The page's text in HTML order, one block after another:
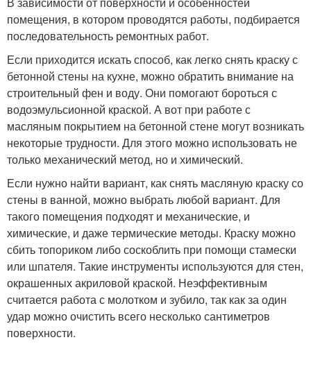
помещения, в котором проводятся работы, подбирается
последовательность ремонтных работ.
Если приходится искать способ, как легко снять краску с
бетонной стены на кухне, можно обратить внимание на
строительный фен и воду. Они помогают бороться с
водоэмульсионной краской. А вот при работе с
масляным покрытием на бетонной стене могут возникать
некоторые трудности. Для этого можно использовать не
только механический метод, но и химический.
Если нужно найти вариант, как снять масляную краску со
стены в ванной, можно выбрать любой вариант. Для
такого помещения подходят и механические, и
химические, и даже термические методы. Краску можно
сбить топориком либо соскоблить при помощи стамески
или шпателя. Такие инструменты используются для стен,
окрашенных акриловой краской. Неэффективным
считается работа с молотком и зубило, так как за один
удар можно очистить всего несколько сантиметров
поверхности.